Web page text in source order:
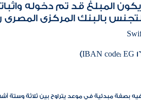
يكون المبلغ قد تم دخوله
بالبنك المركزى المصرى
بصفة مبدئية في موعد يتراوح بين ثلاثة وستة